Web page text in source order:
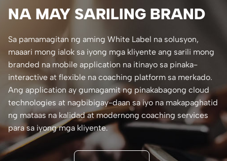
NA MAY SARILING BRAND
Sa pamamagitan ng aming White Label na solusyon,
maaari mong ialok sa iyong mga kliyente ang sarili mong
branded na mobile application na itinayo sa pinaka-
interactive at flexible na coaching platform sa merkado.
Ang application ay gumagamit ng pinakabagong cloud
technologies at nagbibigay-daan sa iyo na makapaghatid
ng mataas na kalidad at modernong coaching services
para sa iyong mga kliyente.